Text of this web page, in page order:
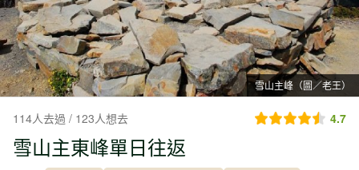
雪山主峰（圖／老王）
114人去過 / 123人想去 4.7
雪山主東峰單日往返